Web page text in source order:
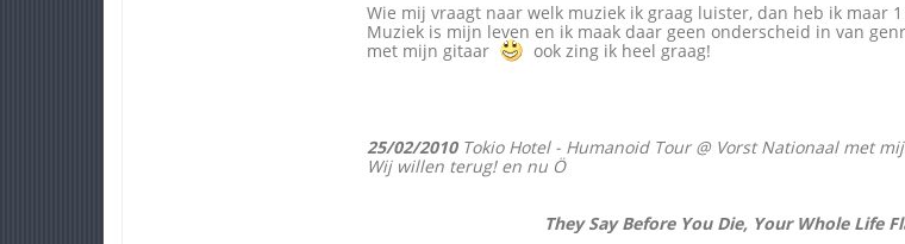
Wie mij vraagt naar welk muziek ik graag luister, dan heb ik maar
Muziek is mijn leven en ik maak daar geen onderscheid in van
met mijn gitaar
ook zing ik heel graag!
25/02/2010Tokio Hotel - Humanoid Tour @ Vorst Nationaal met
Wij willen terug! en nu Ö
They Say Before You Die, Your Whole Life